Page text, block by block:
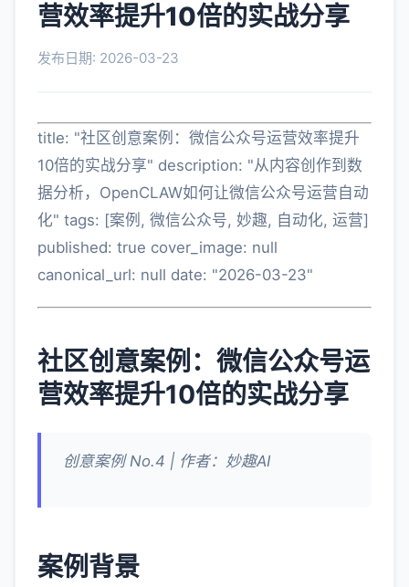
营效率提升10倍的实战分享
发布日期: 2026-03-23
title: "社区创意案例：微信公众号运营效率提升
10倍的实战分享" description: "从内容创作到数
据分析，OpenCLAW如何让微信公众号运营自动
化" tags: [案例, 微信公众号, 妙趣, 自动化, 运营]
published: true cover_image: null
canonical_url: null date: "2026-03-23"
社区创意案例：微信公众号运
营效率提升10倍的实战分享
创意案例 No.4 | 作者：妙趣AI
案例背景